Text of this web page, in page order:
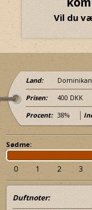
Vil du
Land:
Prisen: 400 DKK
Procent: 38%
Sødme:
0 1 2 3
Duftnoter: